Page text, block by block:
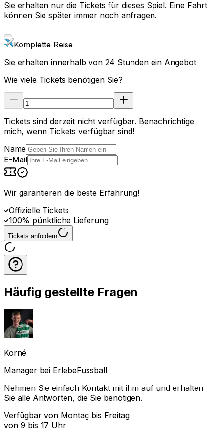
Sie erhalten nur die Tickets für dieses Spiel. Eine Fahrt
können Sie später immer noch anfragen.
Komplette Reise
Sie erhalten innerhalb von 24 Stunden ein Angebot.
Wie viele Tickets benötigen Sie?
Tickets sind derzeit nicht verfügbar. Benachrichtige
mich, wenn Tickets verfügbar sind!
Name
E-Mail
Wir garantieren die beste Erfahrung!
Offizielle Tickets
100% pünktliche Lieferung
Tickets anfordern
Häufig gestellte Fragen
Korné
Manager bei ErlebeFussball
Nehmen Sie einfach Kontakt mit ihm auf und erhalten
Sie alle Antworten, die Sie benötigen.
Verfügbar von Montag bis Freitag
von 9 bis 17 Uhr